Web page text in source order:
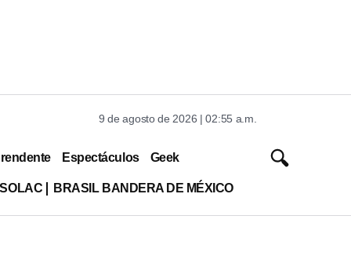
9 de agosto de 2026 | 02:55 a.m.
Espectáculos Geek
BRASIL BANDERA DE MÉXICO